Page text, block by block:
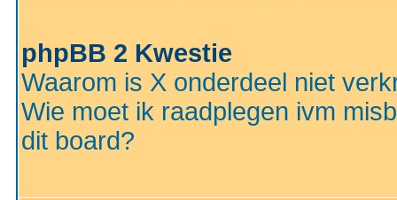
phpBB 2 Kwestie
Waarom is X onderdeel niet
Wie moet ik raadplegen ivm
dit board?